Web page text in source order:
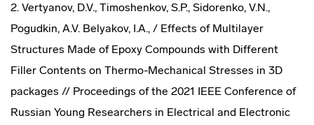
2. Vertyanov, D.V., Timoshenkov, S.P., Sidorenko, V.N.,
Pogudkin, A.V. Belyakov, I.A., / Effects of Multilayer
Structures Made of Epoxy Compounds with Different
Filler Contents on Thermo-Mechanical Stresses in 3D
packages // Proceedings of the 2021 IEEE Conference of
Russian Young Researchers in Electrical and Electronic